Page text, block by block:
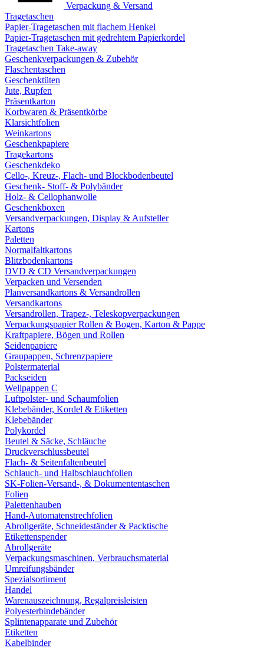
Verpackung & Versand
Tragetaschen
Papier-Tragetaschen mit flachem Henkel
Papier-Tragetaschen mit gedrehtem Papierkordel
Tragetaschen Take-away
Geschenkverpackungen & Zubehör
Flaschentaschen
Geschenktüten
Jute, Rupfen
Präsentkarton
Korbwaren & Präsentkörbe
Klarsichtfolien
Weinkartons
Geschenkpapiere
Tragekartons
Geschenkdeko
Cello-, Kreuz-, Flach- und Blockbodenbeutel
Geschenk- Stoff- & Polybänder
Holz- & Cellophanwolle
Geschenkboxen
Versandverpackungen, Display & Aufsteller
Kartons
Paletten
Normalfaltkartons
Blitzbodenkartons
DVD & CD Versandverpackungen
Verpacken und Versenden
Planversandkartons & Versandrollen
Versandkartons
Versandrollen, Trapez-, Teleskopverpackungen
Verpackungspapier Rollen & Bogen, Karton & Pappe
Kraftpapiere, Bögen und Rollen
Seidenpapiere
Graupappen, Schrenzpapiere
Polstermaterial
Packseiden
Wellpappen C
Luftpolster- und Schaumfolien
Klebebänder, Kordel & Etiketten
Klebebänder
Polykordel
Beutel & Säcke, Schläuche
Druckverschlussbeutel
Flach- & Seitenfaltenbeutel
Schlauch- und Halbschlauchfolien
SK-Folien-Versand-, & Dokumententaschen
Folien
Palettenhauben
Hand-Automatenstrechfolien
Abrollgeräte, Schneideständer & Packtische
Etikettenspender
Abrollgeräte
Verpackungsmaschinen, Verbrauchsmaterial
Umreifungsbänder
Spezialsortiment
Handel
Warenauszeichnung, Regalpreisleisten
Polyesterbindebänder
Splintenapparate und Zubehör
Etiketten
Kabelbinder